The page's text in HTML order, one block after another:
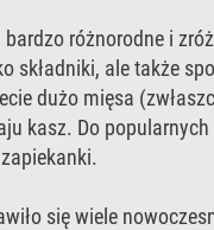
bardzo różnorodne i
składniki, ale także
dużo mięsa
kasz. Do
się wiele